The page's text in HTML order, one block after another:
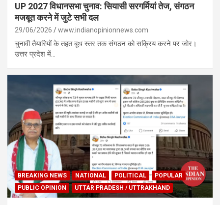
UP 2027 विधानसभा चुनाव: सियासी सरगर्मियां तेज, संगठन
मजबूत करने में जुटे सभी दल
29/06/2026 www.indianopinionnews.com
चुनावी तैयारियों के तहत बूथ स्तर तक संगठन को सक्रिय करने पर जोर।
उत्तर प्रदेश में…
BREAKING NEWS NATIONAL POLITICAL
POPULAR
PUBLIC OPINION
UTTAR PRADESH / UTTRAKHAND